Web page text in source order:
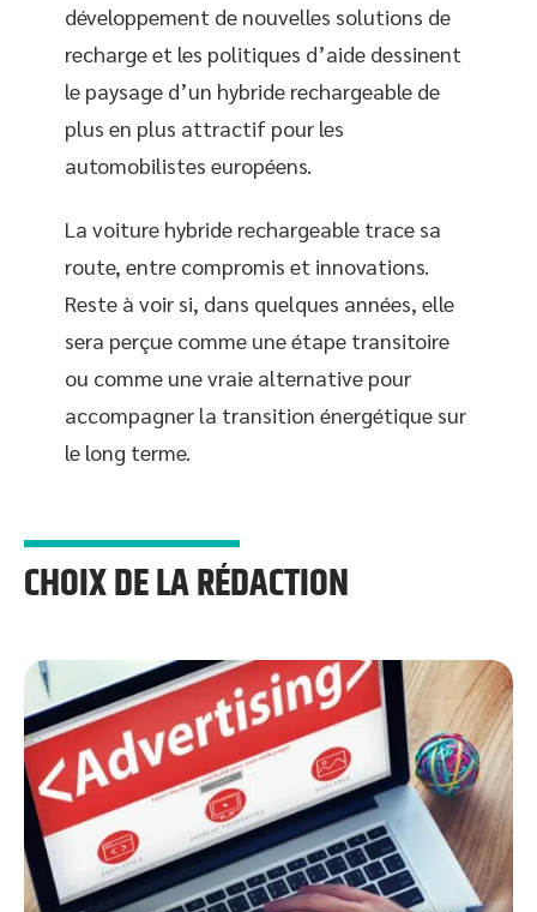
développement de nouvelles solutions de
recharge et les politiques d’aide dessinent
le paysage d’un hybride rechargeable de
plus en plus attractif pour les
automobilistes européens.
La voiture hybride rechargeable trace sa
route, entre compromis et innovations.
Reste à voir si, dans quelques années, elle
sera perçue comme une étape transitoire
ou comme une vraie alternative pour
accompagner la transition énergétique sur
le long terme.
CHOIX DE LA RÉDACTION